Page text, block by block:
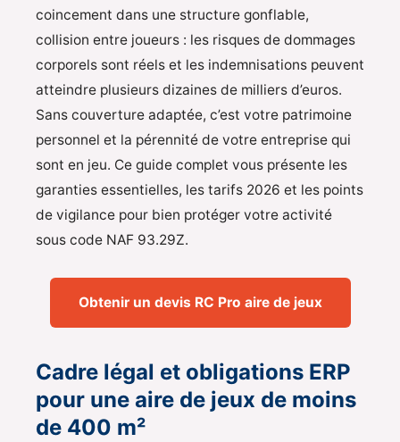
coincement dans une structure gonflable,
collision entre joueurs : les risques de dommages
corporels sont réels et les indemnisations peuvent
atteindre plusieurs dizaines de milliers d’euros.
Sans couverture adaptée, c’est votre patrimoine
personnel et la pérennité de votre entreprise qui
sont en jeu. Ce guide complet vous présente les
garanties essentielles, les tarifs 2026 et les points
de vigilance pour bien protéger votre activité
sous code NAF 93.29Z.
Obtenir un devis RC Pro aire de jeux
Cadre légal et obligations ERP
pour une aire de jeux de moins
de 400 m²